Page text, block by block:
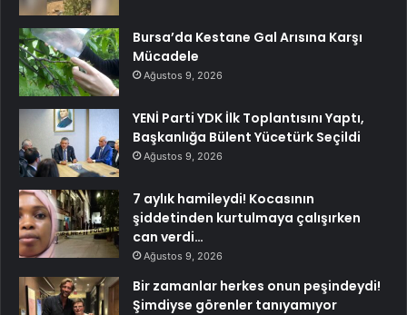
Bursa’da Kestane Gal Arısına Karşı
Mücadele
Ağustos 9, 2026
YENİ Parti YDK İlk Toplantısını Yaptı,
Başkanlığa Bülent Yücetürk Seçildi
Ağustos 9, 2026
7 aylık hamileydi! Kocasının
şiddetinden kurtulmaya çalışırken
can verdi…
Ağustos 9, 2026
Bir zamanlar herkes onun peşindeydi!
Şimdiyse görenler tanıyamıyor